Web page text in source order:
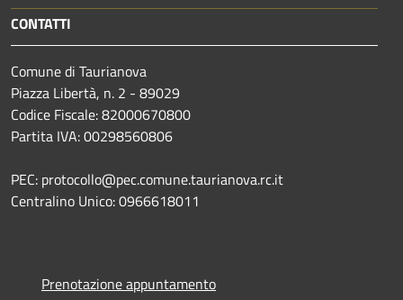
CONTATTI
Comune di Taurianova
Piazza Libertà, n. 2 - 89029
Codice Fiscale: 82000670800
Partita IVA: 00298560806
PEC: protocollo@pec.comune.taurianova.rc.it
Centralino Unico: 0966618011
Prenotazione appuntamento